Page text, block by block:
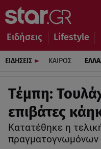
Ειδήσεις Lifestyle
ΕΙΔΗΣΕΙΣ ΚΑΙΡΟΣ
Τέμπη:
επιβάτες
Κατατέθηκε η
πραγματογνωμόνων